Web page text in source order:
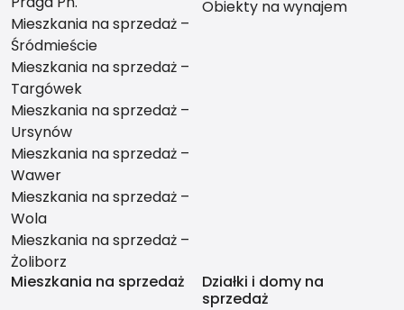
Mieszkania na sprzedaż –
Śródmieście
Mieszkania na sprzedaż –
Targówek
Mieszkania na sprzedaż –
Ursynów
Mieszkania na sprzedaż –
Wawer
Mieszkania na sprzedaż –
Wola
Mieszkania na sprzedaż –
Żoliborz
Obiekty na wynajem
Mieszkania na sprzedaż
Działki i domy na
sprzedaż